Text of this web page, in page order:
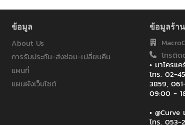
ข้อมูล
About Us
การรับประกัน-ส่งซ่อม-เปลี่ยนคืน
แผนที่
แผนผังเว็บไซต์
ข้อมูลร้าน
โทรติด
• มาโครแ
โทร. 02-
3859,
09:00 -
• @Curve
โทร.